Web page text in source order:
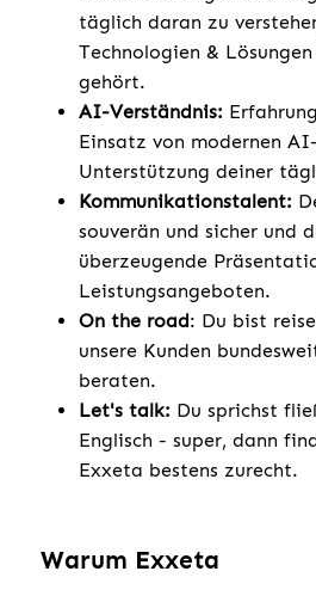
täglich daran zu
Technologien &
gehört.
AI-Verständnis:
Einsatz von modernen
Unterstützung deiner
Kommunikationstalent:
souverän und sicher und
überzeugende
Leistungsangeboten.
On the road: Du bist
unsere Kunden
beraten.
Let's talk: Du sprichst
Englisch - super, dann
Exxeta bestens zurecht.
Warum Exxeta